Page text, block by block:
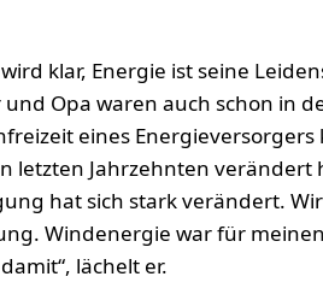
klar, Energie ist seine
Opa waren auch schon in
eines Energieversorgers
letzten Jahrzehnten verändert
hat sich stark verändert.
Windenergie war für
lächelt er.